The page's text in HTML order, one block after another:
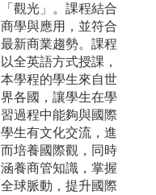
「觀光」。課程結合
商學與應用，並符合
最新商業趨勢。課程
以全英語方式授課，
本學程的學生來自世
界各國，讓學生在學
習過程中能夠與國際
學生有文化交流，進
而培養國際觀，同時
涵養商管知識，掌握
全球脈動，提升國際